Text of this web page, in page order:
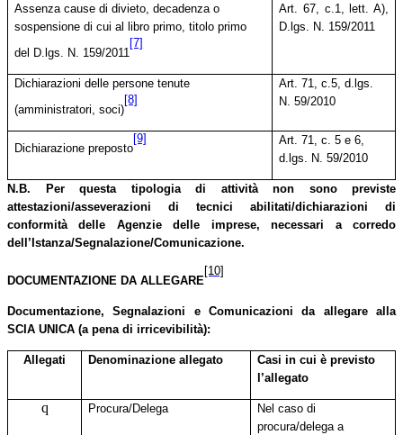
Assenza cause di divieto, decadenza o
sospensione di cui al libro primo, titolo primo
del D.lgs. N. 159/2011
[7]
Art. 67, c.1, lett. A),
D.lgs. N. 159/2011
Dichiarazioni delle persone tenute
(amministratori, soci)
[8]
Art. 71, c.5, d.lgs.
N. 59/2010
Dichiarazione preposto
[9]
Art. 71, c. 5 e 6,
d.lgs. N. 59/2010
N.B. Per questa tipologia di attività non sono previste
attestazioni/asseverazioni di tecnici abilitati/dichiarazioni di
conformità delle Agenzie delle imprese, necessari a corredo
dell’Istanza/Segnalazione/Comunicazione.
DOCUMENTAZIONE DA ALLEGARE
[10]
Documentazione, Segnalazioni e Comunicazioni da allegare alla
SCIA UNICA (a pena di irricevibilità):
Allegati Denominazione allegato
Casi in cui è previsto
l’allegato
q Procura/Delega
Nel caso di
procura/delega a